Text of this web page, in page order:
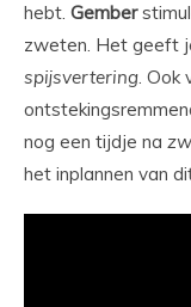
hebt. Gember
zweten. Het geeft
spijsvertering .
nog een tijdje na
het inplannen van